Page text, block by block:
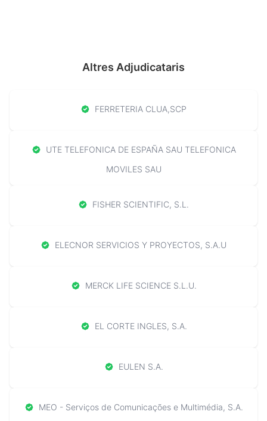
Altres Adjudicataris
FERRETERIA CLUA,SCP
UTE TELEFONICA DE ESPAÑA SAU TELEFONICA
MOVILES SAU
FISHER SCIENTIFIC, S.L.
ELECNOR SERVICIOS Y PROYECTOS, S.A.U
MERCK LIFE SCIENCE S.L.U.
EL CORTE INGLES, S.A.
EULEN S.A.
MEO - Serviços de Comunicações e Multimédia, S.A.